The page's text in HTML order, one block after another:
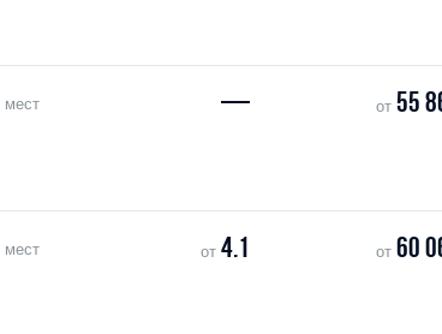
мест — от 55
мест от4.1 от 60